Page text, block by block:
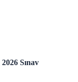
2026 Sınav